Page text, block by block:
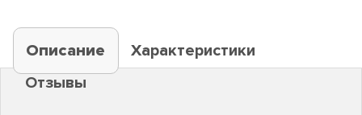
Описание
Характеристики
Отзывы